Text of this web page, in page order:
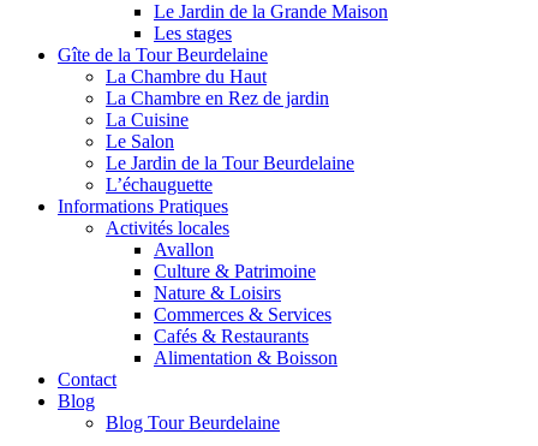
Le Jardin de la Grande Maison
Les stages
Gîte de la Tour Beurdelaine
La Chambre du Haut
La Chambre en Rez de jardin
La Cuisine
Le Salon
Le Jardin de la Tour Beurdelaine
L’échauguette
Informations Pratiques
Activités locales
Avallon
Culture & Patrimoine
Nature & Loisirs
Commerces & Services
Cafés & Restaurants
Alimentation & Boisson
Contact
Blog
Blog Tour Beurdelaine